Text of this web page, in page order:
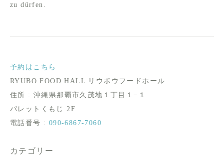
zu dürfen.
予約はこちら
RYUBO FOOD HALL リウボウフードホール
住所 : 沖縄県那覇市久茂地１丁目１−１
パレットくもじ 2F
電話番号 : 090-6867-7060
カテゴリー